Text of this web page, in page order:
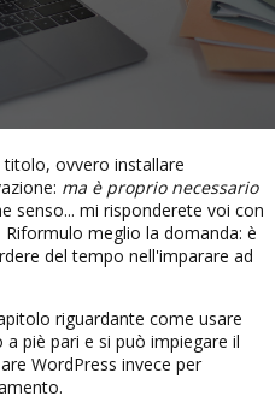
ovvero installare
ma è proprio necessario
senso... mi risponderete voi con
meglio la domanda: è
del tempo nell'imparare ad
riguardante come usare
piè pari e si può impiegare il
WordPress invece per